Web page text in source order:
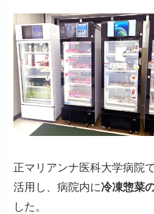
正マリアンナ医科大学病院で
活用し、病院内に冷凍惣菜
した。